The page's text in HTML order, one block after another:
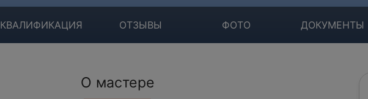
КВАЛИФИКАЦИЯ ОТЗЫВЫ ФОТО ДОКУМЕНТЫ
О мастере